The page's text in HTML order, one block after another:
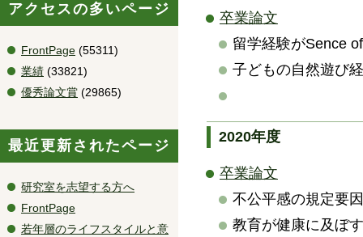
卒業論文
留学経験がSence
子どもの自然遊び
2020年度
卒業論文
不公平感の規定要
教育が健康に及ぼ
アクセスの多いページ
FrontPage (55311)
業績 (33821)
優秀論文賞 (29865)
最近更新されたページ
研究室を志望する方へ
FrontPage
若年層のライフスタイルと意